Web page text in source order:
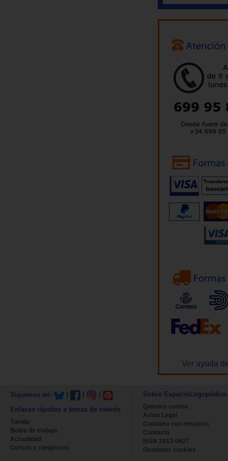
Ver ayuda
Síguenos en:
Enlaces rápidos a temas de interés
Tienda
Bolsa de trabajo
Actualidad
Cursos y congresos
Sobre EspacioLogopédico
Quienes somos
Aviso Legal
Colabora con nosotros
Contacta
ISSN 2013-0627
Gestionar cookies